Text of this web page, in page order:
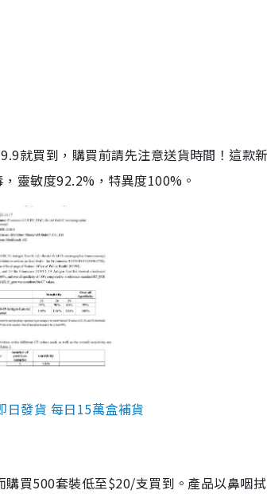
就買到，購買前請先注意送貨時間！這款
靈敏度92.2%，特異度100%。
日發貨 每日15萬盒補貨
買500套裝低至$20/支買到。產品以鼻咽